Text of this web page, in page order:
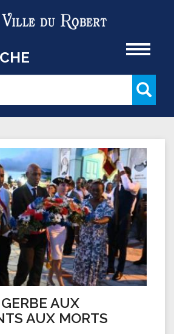
de recherche
AUX
AUX MORTS